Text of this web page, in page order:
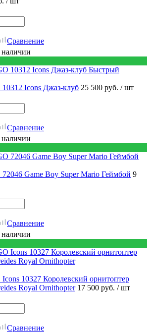
Сравнение
Быстрый
Icons Джаз-клуб 25 500 руб. / шт
Сравнение
Game Boy Super Mario Геймбой 9
Сравнение
10327 Королевский орнитоптер
Royal Ornithopter 17 500 руб. / шт
Сравнение